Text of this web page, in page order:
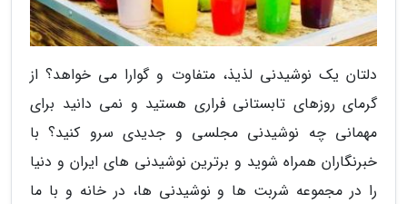
دلتان یک نوشیدنی لذیذ، متفاوت و گوارا می خواهد؟ از
گرمای روزهای تابستانی فراری هستید و نمی دانید برای
مهمانی چه نوشیدنی مجلسی و جدیدی سرو کنید؟ با
خبرنگاران همراه شوید و برترین نوشیدنی های ایران و دنیا
را در مجموعه شربت ها و نوشیدنی ها، در خانه و با ما